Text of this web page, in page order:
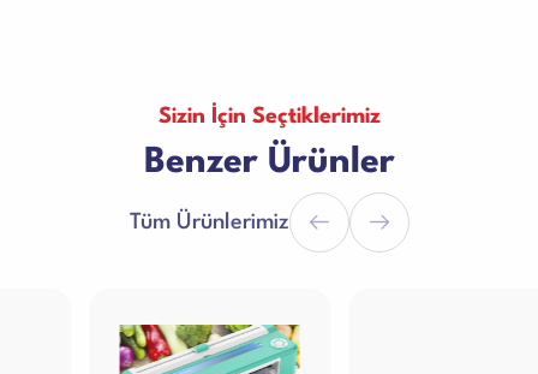
Sizin İçin Seçtiklerimiz
Benzer Ürünler
Tüm Ürünlerimiz